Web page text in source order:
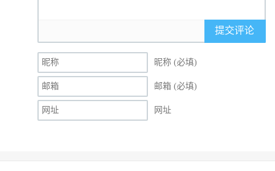
提交评论
昵称 (必填)
邮箱 (必填)
网址